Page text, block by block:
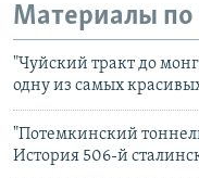
Материалы по
"Чуйский тракт до
одну из самых
"Потемкинский
История 506-й